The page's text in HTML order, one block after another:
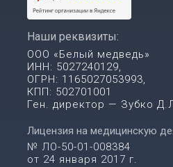
Лицензия на медицинскую
№ ЛО-50-01-008384
от 24 января 2017 г.
ООО «Белый медведь»
ИНН: 5027240129,
ОГРН: 1165027053993,
КПП: 502701001
Ген. директор — Зубко
Наши реквизиты: